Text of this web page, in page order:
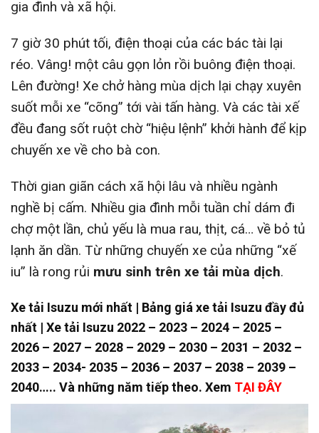
gia đình và xã hội.
7 giờ 30 phút tối, điện thoại của các bác tài lại
réo. Vâng! một câu gọn lỏn rồi buông điện thoại.
Lên đường! Xe chở hàng mùa dịch lại chạy xuyên
suốt mỗi xe “cõng” tới vài tấn hàng. Và các tài xế
đều đang sốt ruột chờ “hiệu lệnh” khởi hành để kịp
chuyến xe về cho bà con.
Thời gian giãn cách xã hội lâu và nhiều ngành
nghề bị cấm. Nhiều gia đình mỗi tuần chỉ dám đi
chợ một lần, chủ yếu là mua rau, thịt, cá… về bỏ tủ
lạnh ăn dần. Từ những chuyến xe của những “xế
iu” là rong rủi mưu sinh trên xe tải mùa dịch.
Xe tải Isuzu mới nhất | Bảng giá xe tải Isuzu đầy đủ
nhất | Xe tải Isuzu 2022 – 2023 – 2024 – 2025 –
2026 – 2027 – 2028 – 2029 – 2030 – 2031 – 2032 –
2033 – 2034- 2035 – 2036 – 2037 – 2038 – 2039 –
2040….. Và những năm tiếp theo. Xem TẠI ĐÂY